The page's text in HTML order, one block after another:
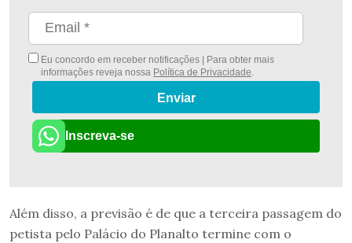
Eu concordo em receber notificações | Para obter mais
informações reveja nossa Política de Privacidade.
Enviar
Inscreva-se
Além disso, a previsão é de que a terceira passagem do
petista pelo Palácio do Planalto termine com o